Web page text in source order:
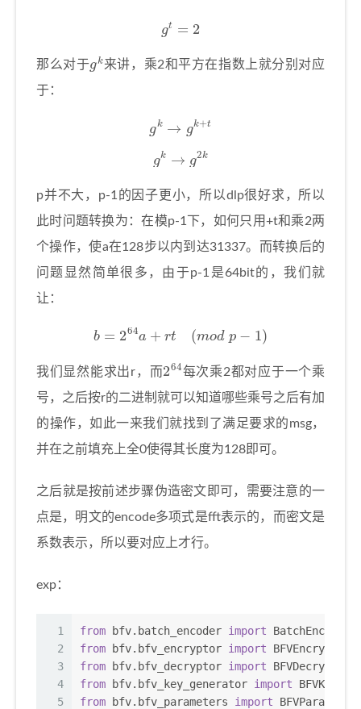
g 2
那么对于 k来讲，乘2和平方在指数上就分别对应
于：
gk k+t
gk 2k
p并不大，p-1的因子更小，所以dlp很好求，所以
此时问题转换为：在模p-1下，如何只用+t和乘2两
个操作，使a在128步以内到达31337。而转换后的
问题显然简单很多，由于p-1是64bit的，我们就
让：
b=2 r m p−
我们显然能求出r，而264每次乘2都对应于一个乘
号，之后按r的二进制就可以知道哪些乘号之后有加
的操作，如此一来我们就找到了满足要求的msg，
并在之前填充上全0使得其长度为128即可。
之后就是按前述步骤伪造密文即可，需要注意的一
点是，明文的encode多项式是fft表示的，而密文是
系数表示，所以要对应上才行。
exp：
1
2
3
4
5
from bfv.batch_encoder import BatchEncoder
from bfv.bfv_encryptor import BFVEncryptor
from bfv.bfv_decryptor import BFVDecryptor
from bfv.bfv_key_generator import
from bfv.bfv_parameters import